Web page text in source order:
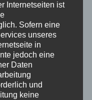
Dorffest
Internetseiten ist
Sofern eine
unseres
in
jedoch eine
Daten
und
keine